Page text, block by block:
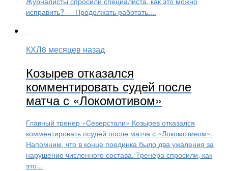
исправить? — Продолжать работать....
КХЛ8 месяцев назад
Козырев отказался
комментировать судей после
матча с «Локомотивом»
Главный тренер «Северстали» Козырев отказался
комментировать псудей после матча с «Локомотивом».
Напомним, что в конце поединка было два ужаления за
нарушение численного состава. Тренера спросили, как
это...